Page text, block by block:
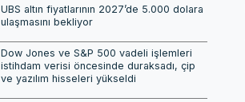
UBS altın fiyatlarının 2027’de 5.000 dolara
ulaşmasını bekliyor
Dow Jones ve S&P 500 vadeli işlemleri
istihdam verisi öncesinde duraksadı, çip
ve yazılım hisseleri yükseldi